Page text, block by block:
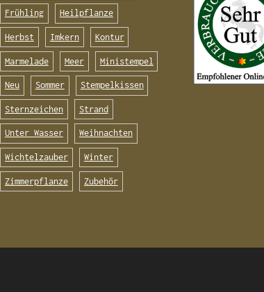
Frühling Heilpflanze
Herbst Imkern Kontur
Marmelade Meer Ministempel
Neu Sommer Stempelkissen
Sternzeichen Strand
Unter Wasser Weihnachten
Wichtelzauber Winter
Zimmerpflanze Zubehör